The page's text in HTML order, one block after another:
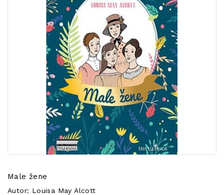
Male žene
Autor: Louisa May Alcott